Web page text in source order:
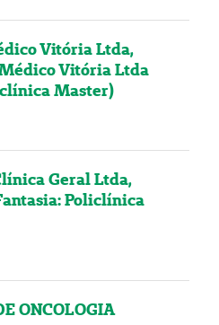
Vitória Ltda,
Vitória Ltda
Master)
Geral Ltda,
Policlínica
ONCOLOGIA